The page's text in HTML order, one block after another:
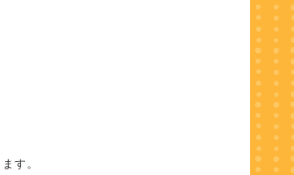
す。